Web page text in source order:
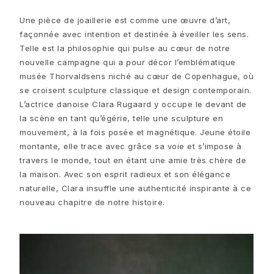
Under the Sea
Wild Rose
Funky Stars
Hearts
Images_Collections
VOIR TOUTES LES COLLECTIONS
Matériel
Or blanc
Diamants
Diamonds pavé
Une pièce de joaillerie est comme une œuvre d’art,
façonnée avec intention et destinée à éveiller les sens.
Telle est la philosophie qui pulse au cœur de notre
nouvelle campagne qui a pour décor l’emblématique
musée Thorvaldsens niché au cœur de Copenhague, où
se croisent sculpture classique et design contemporain.
L’actrice danoise Clara Rugaard y occupe le devant de
la scène en tant qu’égérie, telle une sculpture en
mouvement, à la fois posée et magnétique. Jeune étoile
montante, elle trace avec grâce sa voie et s’impose à
travers le monde, tout en étant une amie très chère de
la maison. Avec son esprit radieux et son élégance
naturelle, Clara insuffle une authenticité inspirante à ce
nouveau chapitre de notre histoire.